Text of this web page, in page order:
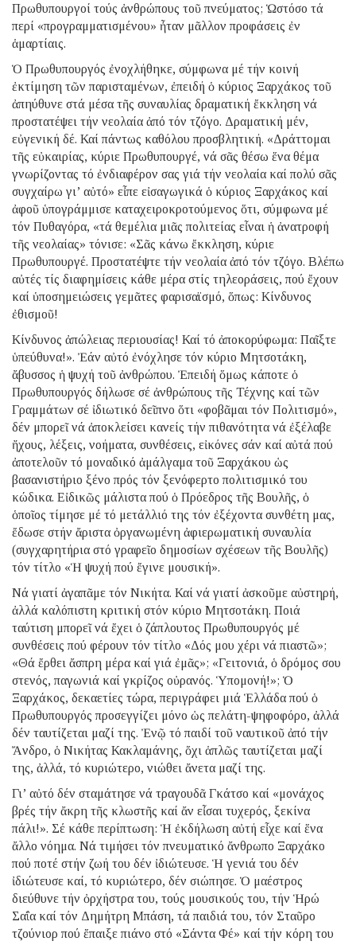
Πρωθυπουργοί τούς ἀνθρώπους τοῦ πνεύματος; Ὡστόσο τά
περί «προγραμματισμένου» ἦταν μᾶλλον προφάσεις ἐν
ἁμαρτίαις.
Ὁ Πρωθυπουργός ἐνοχλήθηκε, σύμφωνα μέ τήν κοινή
ἐκτίμηση τῶν παρισταμένων, ἐπειδή ὁ κύριος Ξαρχάκος τοῦ
ἀπηύθυνε στά μέσα τῆς συναυλίας δραματική ἔκκληση νά
προστατέψει τήν νεολαία ἀπό τόν τζόγο. Δραματική μέν,
εὐγενική δέ. Καί πάντως καθόλου προσβλητική. «Δράττομαι
τῆς εὐκαιρίας, κύριε Πρωθυπουργέ, νά σᾶς θέσω ἕνα θέμα
γνωρίζοντας τό ἐνδιαφέρον σας γιά τήν νεολαία καί πολύ σᾶς
συγχαίρω γι’ αὐτό» εἶπε εἰσαγωγικά ὁ κύριος Ξαρχάκος καί
ἀφοῦ ὑπογράμμισε καταχειροκροτούμενος ὅτι, σύμφωνα μέ
τόν Πυθαγόρα, «τά θεμέλια μιᾶς πολιτείας εἶναι ἡ ἀνατροφή
τῆς νεολαίας» τόνισε: «Σᾶς κάνω ἔκκληση, κύριε
Πρωθυπουργέ. Προστατέψτε τήν νεολαία ἀπό τόν τζόγο. Βλέπω
αὐτές τίς διαφημίσεις κάθε μέρα στίς τηλεοράσεις, πού ἔχουν
καί ὑποσημειώσεις γεμᾶτες φαρισαϊσμό, ὅπως: Κίνδυνος
ἐθισμοῦ!
Κίνδυνος ἀπώλειας περιουσίας! Καί τό ἀποκορύφωμα: Παῖξτε
ὑπεύθυνα!». Ἐάν αὐτό ἐνόχλησε τόν κύριο Μητσοτάκη,
ἄβυσσος ἡ ψυχή τοῦ ἀνθρώπου. Ἐπειδή ὅμως κάποτε ὁ
Πρωθυπουργός δήλωσε σέ ἀνθρώπους τῆς Τέχνης καί τῶν
Γραμμάτων σέ ἰδιωτικό δεῖπνο ὅτι «φοβᾶμαι τόν Πολιτισμό»,
δέν μπορεῖ νά ἀποκλείσει κανείς τήν πιθανότητα νά ἐξέλαβε
ἤχους, λέξεις, νοήματα, συνθέσεις, εἰκόνες σάν καί αὐτά πού
ἀποτελοῦν τό μοναδικό ἀμάλγαμα τοῦ Ξαρχάκου ὡς
βασανιστήριο ξένο πρός τόν ξενόφερτο πολιτισμικό του
κώδικα. Εἰδικῶς μάλιστα πού ὁ Πρόεδρος τῆς Βουλῆς, ὁ
ὁποῖος τίμησε μέ τό μετάλλιό της τόν ἐξέχοντα συνθέτη μας,
ἔδωσε στήν ἄριστα ὀργανωμένη ἀφιερωματική συναυλία
(συγχαρητήρια στό γραφεῖο δημοσίων σχέσεων τῆς Βουλῆς)
τόν τίτλο «Ἡ ψυχή πού ἔγινε μουσική».
Νά γιατί ἀγαπᾶμε τόν Νικήτα. Καί νά γιατί ἀσκοῦμε αὐστηρή,
ἀλλά καλόπιστη κριτική στόν κύριο Μητσοτάκη. Ποιά
ταύτιση μπορεῖ νά ἔχει ὁ ζάπλουτος Πρωθυπουργός μέ
συνθέσεις πού φέρουν τόν τίτλο «Δός μου χέρι νά πιαστῶ»;
«Θά ἔρθει ἄσπρη μέρα καί γιά ἐμᾶς»; «Γειτονιά, ὁ δρόμος σου
στενός, παγωνιά καί γκρίζος οὐρανός. Ὑπομονή!»; Ὁ
Ξαρχάκος, δεκαετίες τώρα, περιγράφει μιά Ἑλλάδα πού ὁ
Πρωθυπουργός προσεγγίζει μόνο ὡς πελάτη-ψηφοφόρο, ἀλλά
δέν ταυτίζεται μαζί της. Ἐνῷ τό παιδί τοῦ ναυτικοῦ ἀπό τήν
Ἄνδρο, ὁ Νικήτας Κακλαμάνης, ὄχι ἁπλῶς ταυτίζεται μαζί
της, ἀλλά, τό κυριώτερο, νιώθει ἄνετα μαζί της.
Γι’ αὐτό δέν σταμάτησε νά τραγουδᾶ Γκάτσο καί «μονάχος
βρές τήν ἄκρη τῆς κλωστῆς καί ἄν εἶσαι τυχερός, ξεκίνα
πάλι!». Σέ κάθε περίπτωση: Ἡ ἐκδήλωση αὐτή εἶχε καί ἕνα
ἄλλο νόημα. Νά τιμήσει τόν πνευματικό ἄνθρωπο Ξαρχάκο
πού ποτέ στήν ζωή του δέν ἰδιώτευσε. Ἡ γενιά του δέν
ἰδιώτευσε καί, τό κυριώτερο, δέν σιώπησε. Ὁ μαέστρος
διεύθυνε τήν ὀρχήστρα του, τούς μουσικούς του, τήν Ἡρώ
Σαΐα καί τόν Δημήτρη Μπάση, τά παιδιά του, τόν Σταῦρο
τζούνιορ πού ἔπαιξε πιάνο στό «Σάντα Φέ» καί τήν κόρη του